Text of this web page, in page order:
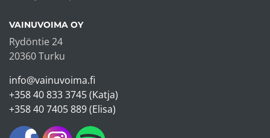
VAINUVOIMA OY
Rydöntie 24
20360 Turku
info@vainuvoima.fi
+358 40 833 3745 (Katja)
+358 40 7405 889 (Elisa)